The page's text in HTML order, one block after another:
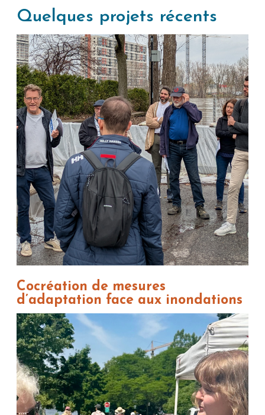
Quelques projets récents
Cocréation de mesures
d’adaptation face aux inondations